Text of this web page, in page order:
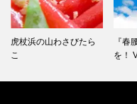
虎杖浜の山わさびたら
こ
『春
を！